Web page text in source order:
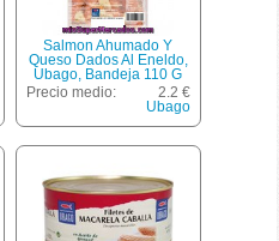
Salmon Ahumado Y
Queso Dados Al Eneldo,
Ubago, Bandeja 110 G
Escurrido 80 G
Precio medio:
2.2 €
Ubago